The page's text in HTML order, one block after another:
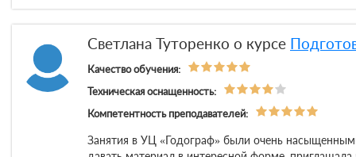
Светлана Туторенко о курсе
Качество обучения:
Техническая оснащенность:
Компетентность преподавателей:
Занятия в УЦ «Годограф» были очень